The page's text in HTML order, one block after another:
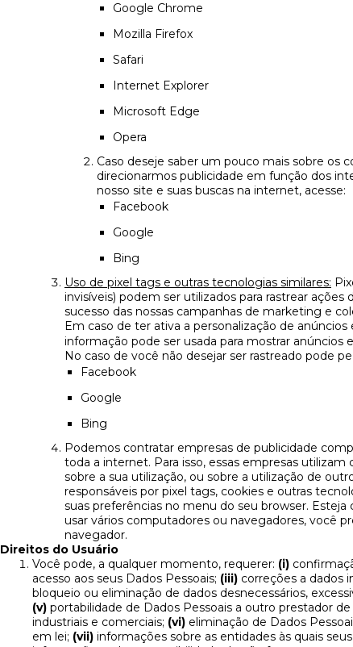
Google Chrome
Mozilla Firefox
Safari
Internet Explorer
Microsoft Edge
Opera
Caso deseje saber um pouco mais sobre os
direcionarmos publicidade em função dos
nosso site e suas buscas na internet, acesse:
Facebook
Google
Bing
Uso de pixel tags e outras tecnologias similares:
invisíveis) podem ser utilizados para rastrear
sucesso das nossas campanhas de marketing e
Em caso de ter ativa a personalização de
informação pode ser usada para mostrar anúncios
No caso de você não desejar ser rastreado pode
Facebook
Google
Bing
Podemos contratar empresas de publicidade
toda a internet. Para isso, essas empresas
sobre a sua utilização, ou sobre a utilização de
responsáveis por pixel tags, cookies e outras
suas preferências no menu do seu browser.
usar vários computadores ou navegadores, você
navegador.
Direitos do Usuário
Você pode, a qualquer momento, requerer: (i)
acesso aos seus Dados Pessoais; (iii) correções a dados
bloqueio ou eliminação de dados desnecessários,
(v) portabilidade de Dados Pessoais a outro prestador
industriais e comerciais; (vi) eliminação de Dados
em lei; (vii) informações sobre as entidades às quais